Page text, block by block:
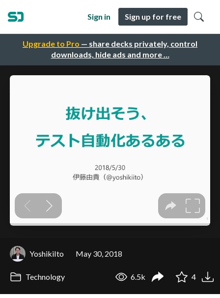
Upgrade to Pro — share decks privately, control
downloads, hide ads and more …
Sign in Sign up for free
YoshikiIto May 30, 2018
Technology 6.5k 4